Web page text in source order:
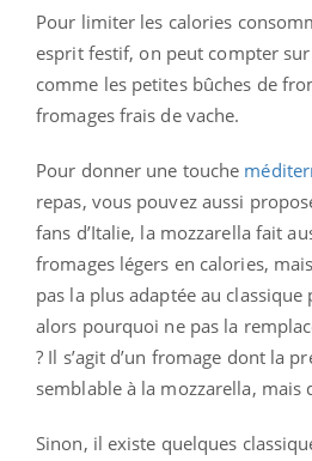
Pour limiter les calories
esprit festif, on peut compter
comme les petites bûches de
fromages frais de vache.
Pour donner une touche
repas, vous pouvez aussi
fans d’Italie, la mozzarella fait
fromages légers en calories,
pas la plus adaptée au
alors pourquoi ne pas la
? Il s’agit d’un fromage dont la
semblable à la mozzarella, mais
Sinon, il existe quelques